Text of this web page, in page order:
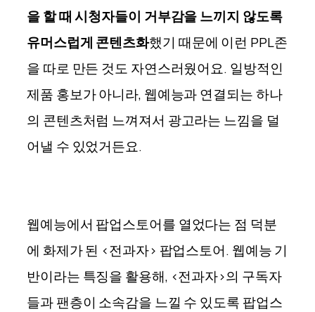
을 할 때 시청자들이 거부감을 느끼지 않도록
유머스럽게 콘텐츠화했기 때문에 이런 PPL존
을 따로 만든 것도 자연스러웠어요. 일방적인
제품 홍보가 아니라, 웹예능과 연결되는 하나
의 콘텐츠처럼 느껴져서 광고라는 느낌을 덜
어낼 수 있었거든요.
웹예능에서 팝업스토어를 열었다는 점 덕분
에 화제가 된 <전과자> 팝업스토어. 웹예능 기
반이라는 특징을 활용해, <전과자>의 구독자
들과 팬층이 소속감을 느낄 수 있도록 팝업스